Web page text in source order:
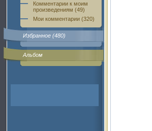
Комментарии к моим
произведениям (49)
Мои комментарии (320)
Избранное (480)
Альбом